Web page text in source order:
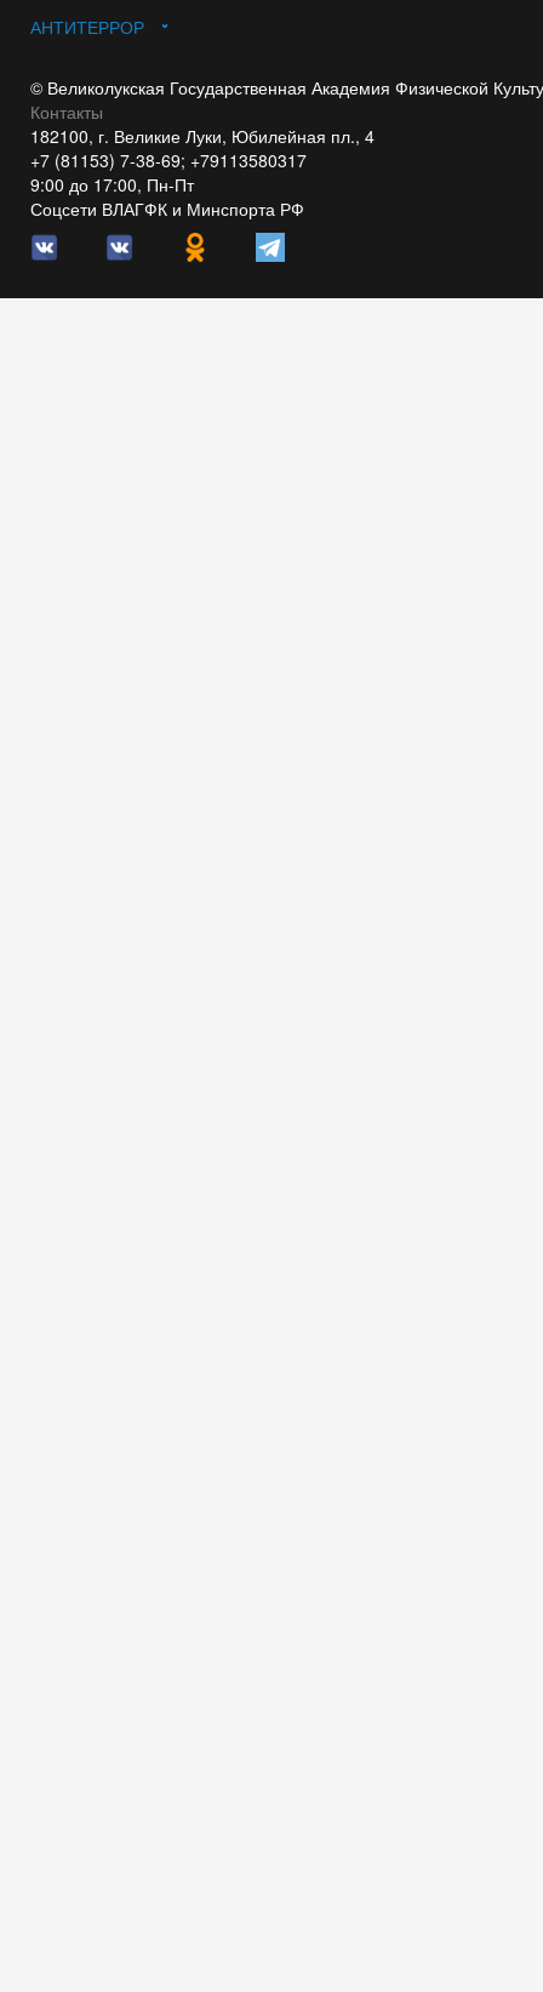
АНТИТЕРРОР
© Великолукская Государственная Академия Физической
Контакты
182100, г. Великие Луки, Юбилейная пл., 4
+7 (81153) 7-38-69; +79113580317
9:00 до 17:00, Пн-Пт
Соцсети ВЛАГФК и Минспорта РФ